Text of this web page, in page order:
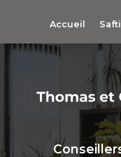
Accueil